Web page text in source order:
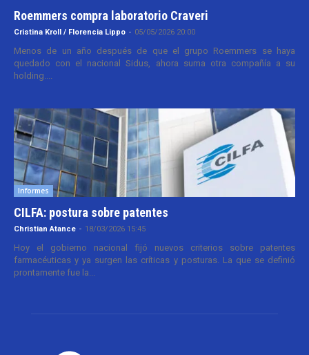
Roemmers compra laboratorio Craveri
Cristina Kroll / Florencia Lippo - 05/05/2026 20:00
Menos de un año después de que el grupo Roemmers se haya
quedado con el nacional Sidus, ahora suma otra compañía a su
holding....
Informes
CILFA: postura sobre patentes
Christian Atance - 18/03/2026 15:45
Hoy el gobierno nacional fijó nuevos criterios sobre patentes
farmacéuticas y ya surgen las críticas y posturas. La que se definió
prontamente fue la...